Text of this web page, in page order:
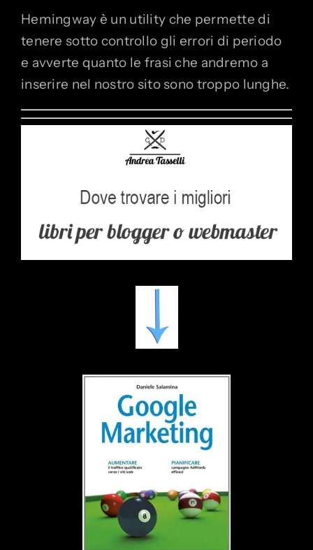
Hemingway è un utility che permette di
tenere sotto controllo gli errori di periodo
e avverte quanto le frasi che andremo a
inserire nel nostro sito sono troppo lunghe.